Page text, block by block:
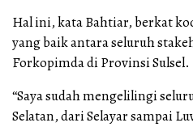
Hal ini, kata Bahtiar, berkat
yang baik antara seluruh
Forkopimda di Provinsi Sulsel.
“Saya sudah mengelilingi
Selatan, dari Selayar sampai